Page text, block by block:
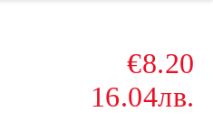
€8.20
16.04лв.